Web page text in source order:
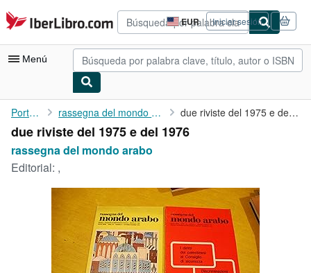
Pasar al contenido principal
IberLibro.com EUR
Preferencias
de
compra
del
Iniciar sesión
Menú
Mi cuenta
Consultar mis pedidos
Búsqueda avanzada
Arte y coleccionismo
Vendedores
Portada rassegna del mondo arabo due riviste del 1975 e del 1976
due riviste del 1975 e del 1976
rassegna del mondo arabo
Editorial: ,